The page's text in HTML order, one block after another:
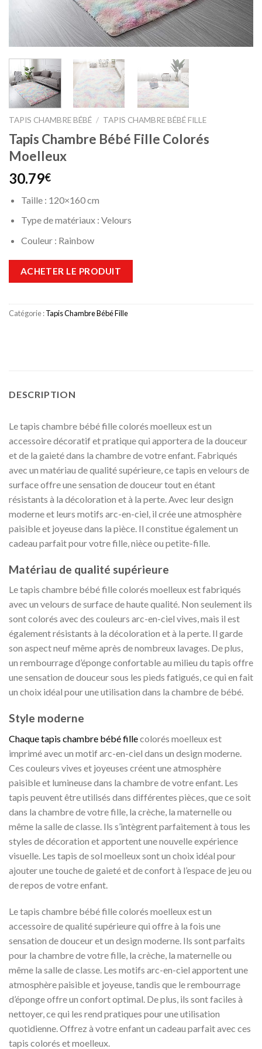
TAPIS CHAMBRE BÉBÉ / TAPIS CHAMBRE BÉBÉ FILLE
Tapis Chambre Bébé Fille Colorés
Moelleux
30.79€
Taille : 120×160 cm
Type de matériaux : Velours
Couleur : Rainbow
ACHETER LE PRODUIT
Catégorie :Tapis Chambre Bébé Fille
DESCRIPTION
Le tapis chambre bébé fille colorés moelleux est un
accessoire décoratif et pratique qui apportera de la douceur
et de la gaieté dans la chambre de votre enfant. Fabriqués
avec un matériau de qualité supérieure, ce tapis en velours de
surface offre une sensation de douceur tout en étant
résistants à la décoloration et à la perte. Avec leur design
moderne et leurs motifs arc-en-ciel, il crée une atmosphère
paisible et joyeuse dans la pièce. Il constitue également un
cadeau parfait pour votre fille, nièce ou petite-fille.
Matériau de qualité supérieure
Le tapis chambre bébé fille colorés moelleux est fabriqués
avec un velours de surface de haute qualité. Non seulement ils
sont colorés avec des couleurs arc-en-ciel vives, mais il est
également résistants à la décoloration et à la perte. Il garde
son aspect neuf même après de nombreux lavages. De plus,
un rembourrage d’éponge confortable au milieu du tapis offre
une sensation de douceur sous les pieds fatigués, ce qui en fait
un choix idéal pour une utilisation dans la chambre de bébé.
Style moderne
Chaque tapis chambre bébé fillecolorés moelleux est
imprimé avec un motif arc-en-ciel dans un design moderne.
Ces couleurs vives et joyeuses créent une atmosphère
paisible et lumineuse dans la chambre de votre enfant. Les
tapis peuvent être utilisés dans différentes pièces, que ce soit
dans la chambre de votre fille, la crèche, la maternelle ou
même la salle de classe. Ils s’intègrent parfaitement à tous les
styles de décoration et apportent une nouvelle expérience
visuelle. Les tapis de sol moelleux sont un choix idéal pour
ajouter une touche de gaieté et de confort à l’espace de jeu ou
de repos de votre enfant.
Le tapis chambre bébé fille colorés moelleux est un
accessoire de qualité supérieure qui offre à la fois une
sensation de douceur et un design moderne. Ils sont parfaits
pour la chambre de votre fille, la crèche, la maternelle ou
même la salle de classe. Les motifs arc-en-ciel apportent une
atmosphère paisible et joyeuse, tandis que le rembourrage
d’éponge offre un confort optimal. De plus, ils sont faciles à
nettoyer, ce qui les rend pratiques pour une utilisation
quotidienne. Offrez à votre enfant un cadeau parfait avec ces
tapis colorés et moelleux.